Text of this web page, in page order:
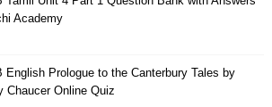
Academy
English Prologue to the Canterbury Tales by
Chaucer Online Quiz